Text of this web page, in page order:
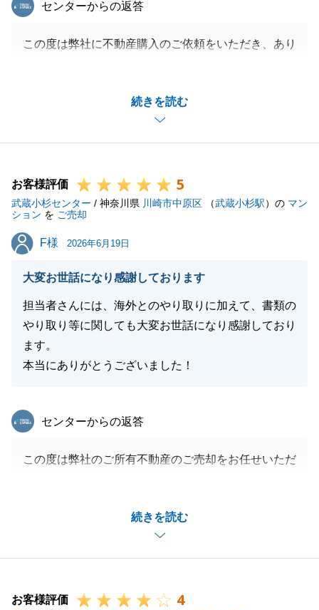
続きを読む
センターからの返答
この度は弊社に不動産購入のご依頼をいただき、あり
かと思いますが、最終的に気に入っていただける物件
を見つけていただき、私も大変嬉しく思います。
また、購入だけでなく、お買い換えとしてご売却に関
申し上げます。
ご売却活動もご納得していただけるよう、精一杯頑張
らせていただきます。
今後ともよろしくお願いいたします。
閉じる
お客様評価 5
武蔵小杉センター / 神奈川県 川崎市中原区 （武蔵小杉駅）の マン
ション を ご売却
F様
F様 2026年6月19日
大変お世話になり感謝しております
担当者さんには、海外とのやり取りに加えて、書類の
やり取り等に関しても大変お世話になり感謝しており
ます。
本当にありがとうございました！
続きを読む
東急リバブル
センターからの返答
この度は弊社のご所有不動産のご売却をお任せいただ
せなど、お忙しいところご協力いただき改めて感謝申
物件の事情もあり、販売開始からご成約に至るまで
とができ、私も大変嬉しく思います。
お客様評価 4